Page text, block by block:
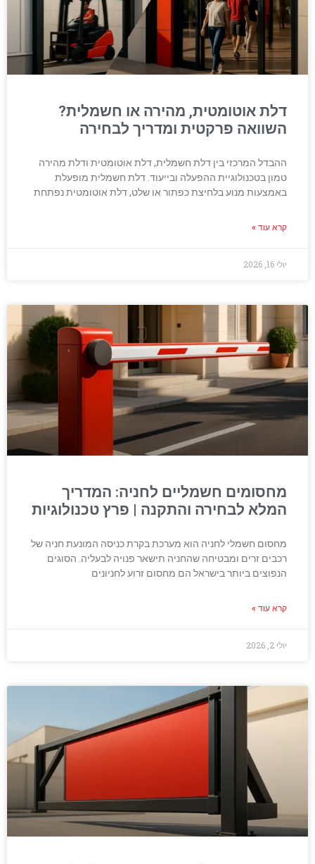
דלת אוטומטית, מהירה או חשמלית?
השוואה פרקטית ומדריך לבחירה
ההבדל המרכזי בין דלת חשמלית, דלת אוטומטית ודלת מהירה
טמון בטכנולוגיית ההפעלה ובייעוד. דלת חשמלית מופעלת
באמצעות מנוע בלחיצת כפתור או שלט, דלת אוטומטית נפתחת
קרא עוד »
יולי 16, 2026
מחסומים חשמליים לחניה: המדריך
המלא לבחירה והתקנה | פרץ טכנולוגיות
מחסום חשמלי לחניה הוא מערכת בקרת כניסה המונעת חניה של
רכבים זרים ומבטיחה שהחניה תישאר פנויה לבעליה. הסוגים
הנפוצים ביותר בישראל הם מחסום זרוע לחניונים
קרא עוד »
יולי 2, 2026